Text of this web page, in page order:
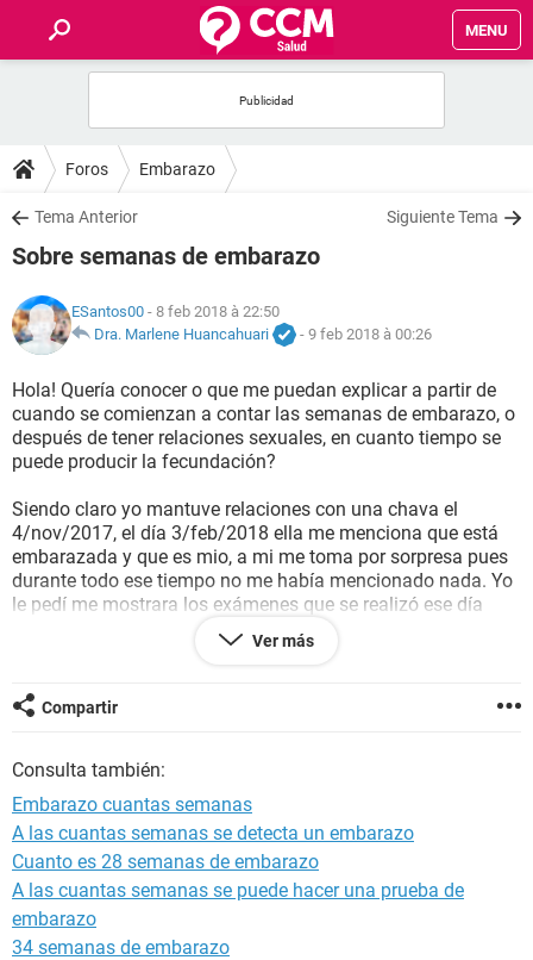
MENU
FORUMS
SALUD
NUTRICIÓN
BIENESTAR
SEXUALIDAD
GLOSARIO
Foros Embarazo
Tema Anterior Siguiente Tema
Sobre semanas de embarazo
ESantos00 - 8 feb 2018 à 22:50
Dra. Marlene Huancahuari
- 9 feb 2018 à 00:26
Hola! Quería conocer o que me puedan explicar a partir de
cuando se comienzan a contar las semanas de embarazo, o
después de tener relaciones sexuales, en cuanto tiempo se
puede producir la fecundación?
Siendo claro yo mantuve relaciones con una chava el
4/nov/2017, el día 3/feb/2018 ella me menciona que está
embarazada y que es mio, a mi me toma por sorpresa pues
durante todo ese tiempo no me había mencionado nada. Yo
le pedí me mostrara los exámenes que se realizó ese día
(3/feb/2018) y en ellos veo la siguiente información:
FEP(E.G media) 05-09-2018
dice el dato serian alrededor de 10 semanas), y FEP es la
fecha tentativa de parto.
Ahora mi consulta es, si las fechas que les menciono, sobre
el día de relación sexual con la información que da el
ultrasonido podrían coincidir con el embarazo? ya que al
sábado 3 de feb habrían pasado ya 13 semanas desde las
relaciones sexuales.
Ver más
Compartir
Consulta también:
Embarazo cuantas semanas
A las cuantas semanas se detecta un embarazo
Cuanto es 28 semanas de embarazo
A las cuantas semanas se puede hacer una prueba de
embarazo
34 semanas de embarazo